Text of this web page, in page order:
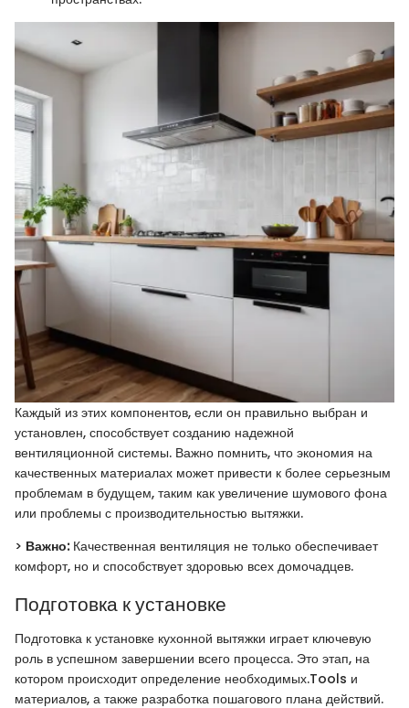
Каждый из этих компонентов, если он правильно выбран и
установлен, способствует созданию надежной
вентиляционной системы. Важно помнить, что экономия на
качественных материалах может привести к более серьезным
проблемам в будущем, таким как увеличение шумового фона
или проблемы с производительностью вытяжки.
> Важно:Качественная вентиляция не только обеспечивает
комфорт, но и способствует здоровью всех домочадцев.
Подготовка к установке
Подготовка к установке кухонной вытяжки играет ключевую
роль в успешном завершении всего процесса. Это этап, на
котором происходит определение необходимых.Tools и
материалов, а также разработка пошагового плана действий.